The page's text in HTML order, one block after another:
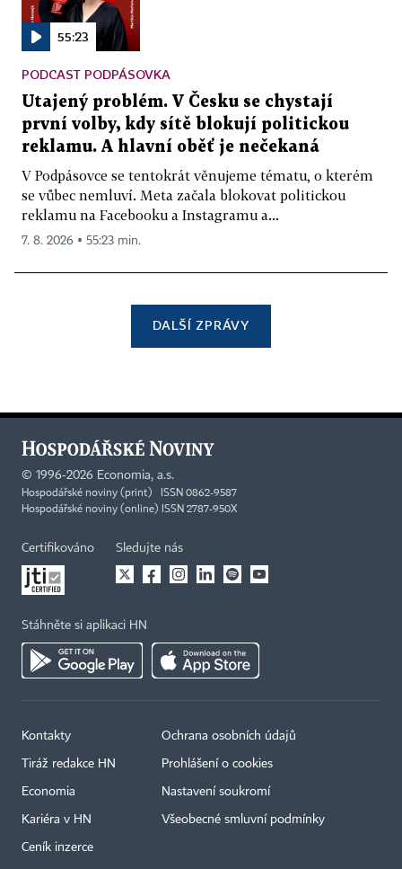
55:23
PODCAST PODPÁSOVKA
Utajený problém. V Česku se chystají
první volby, kdy sítě blokují politickou
reklamu. A hlavní oběť je nečekaná
V Podpásovce se tentokrát věnujeme tématu, o kterém
se vůbec nemluví. Meta začala blokovat politickou
reklamu na Facebooku a Instagramu a...
7. 8. 2026 ▪ 55:23 min.
DALŠÍ ZPRÁVY
© 1996-2026 Economia, a.s.
Hospodářské noviny (print) ISSN 0862-9587
Hospodářské noviny (online) ISSN 2787-950X
Certifikováno Sledujte nás
Stáhněte si aplikaci HN
Kontakty
Tiráž redakce HN
Economia
Kariéra v HN
Ceník inzerce
Ochrana osobních údajů
Prohlášení o cookies
Nastavení soukromí
Všeobecné smluvní podmínky